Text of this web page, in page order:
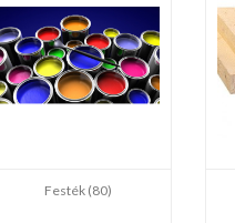
Festék (80)